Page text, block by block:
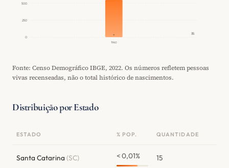
0
250
500
1960
35
Fonte: Censo Demográfico IBGE, 2022. Os números refletem pessoas
vivas recenseadas, não o total histórico de nascimentos.
Distribuição por Estado
ESTADO % POP. QUANTIDADE
Santa Catarina (SC) < 0,01% 15